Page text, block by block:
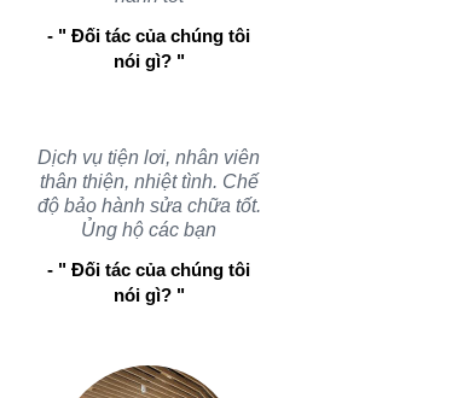
- " Đối tác của chúng tôi
nói gì? "
Dịch vụ tiện lơi, nhân viên
thân thiện, nhiệt tình. Chế
độ bảo hành sửa chữa tốt.
Ủng hộ các bạn
- " Đối tác của chúng tôi
nói gì? "